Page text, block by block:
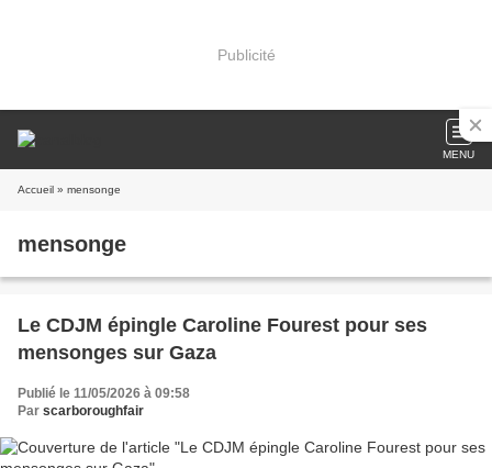
Publicité
MENU
Accueil » mensonge
mensonge
Le CDJM épingle Caroline Fourest pour ses
mensonges sur Gaza
Publié le 11/05/2026 à 09:58
Par scarboroughfair